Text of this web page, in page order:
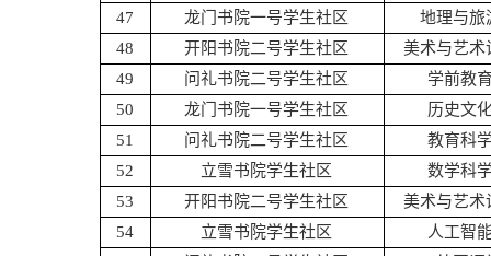
47
龙门书院一号学生社区
地理与旅
48
开阳书院二号学生社区
美术与艺术
49
问礼书院二号学生社区
学前教
50
龙门书院一号学生社区
历史文
51
问礼书院二号学生社区
教育科
52
立雪书院学生社区
数学科
53
开阳书院二号学生社区
美术与艺术
54
立雪书院学生社区
人工智